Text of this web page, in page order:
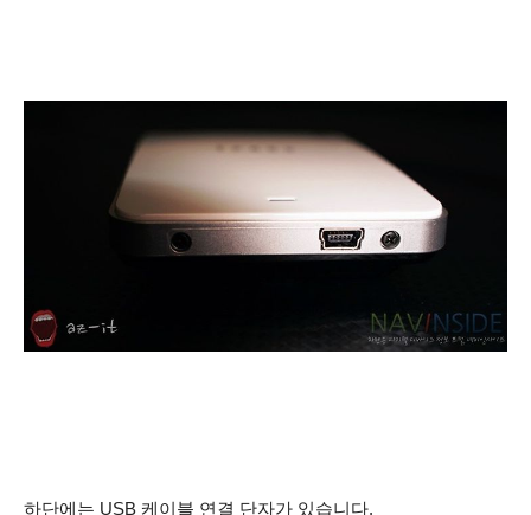
하단에는 USB 케이블 연결 단자가 있습니다.